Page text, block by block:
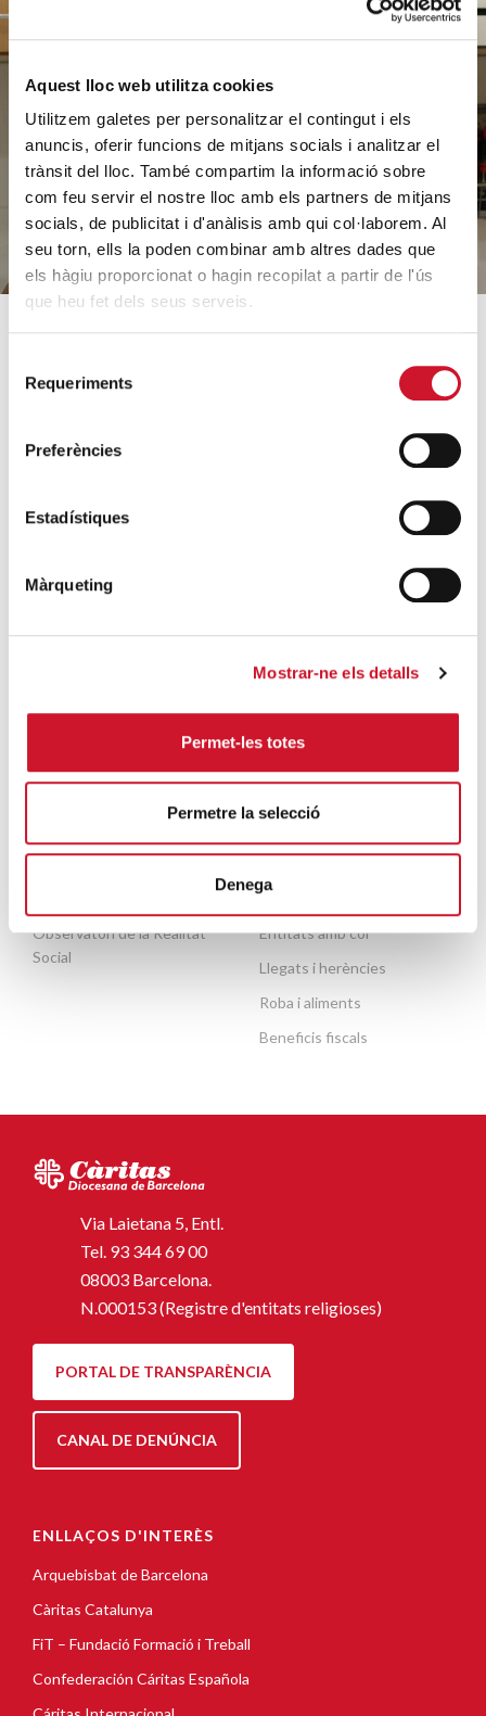
Aquest lloc web utilitza cookies
Utilitzem galetes per personalitzar el contingut i els
anuncis, oferir funcions de mitjans socials i analitzar el
trànsit del lloc. També compartim la informació sobre
com feu servir el nostre lloc amb els partners de mitjans
socials, de publicitat i d'anàlisis amb qui col·laborem. Al
seu torn, ells la poden combinar amb altres dades que
els hàgiu proporcionat o hagin recopilat a partir de l'ús
que heu fet dels seus serveis.
Requeriments
Preferències
Estadístiques
Màrqueting
Mostrar-ne els detalls
Permet-les totes
Permetre la selecció
Denega
Ajuda'ns
a ajudar
FES UN DONATIU
Qui som?
Escola de formació del
Acollida i acompanyament
Sense llar i habitatge
Observatori de la Realitat
Social
COL·LABORA
Fes voluntariat
Entitats amb cor
Llegats i herències
Roba i aliments
Beneficis fiscals
Via Laietana 5, Entl.
Tel. 93 344 69 00
08003 Barcelona.
N.000153 (Registre d'entitats religioses)
PORTAL DE TRANSPARÈNCIA
CANAL DE DENÚNCIA
ENLLAÇOS D'INTERÈS
Arquebisbat de Barcelona
Càritas Catalunya
FiT – Fundació Formació i Treball
Confederación Cáritas Española